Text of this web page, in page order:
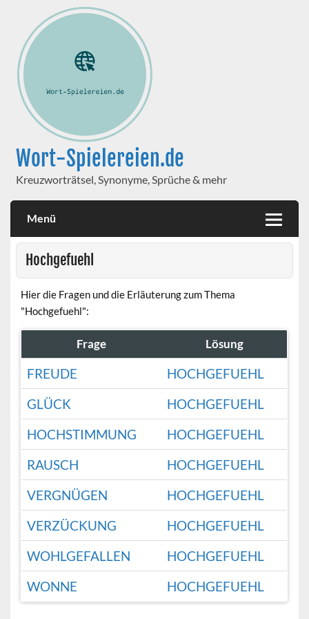
Wort-Spielereien.de
Kreuzworträtsel, Synonyme, Sprüche & mehr
Menü
Hochgefuehl
Hier die Fragen und die Erläuterung zum Thema
"Hochgefuehl":
Frage Lösung
FREUDE
HOCHGEFUEHL
GLÜCK
HOCHGEFUEHL
HOCHSTIMMUNG
HOCHGEFUEHL
RAUSCH
HOCHGEFUEHL
VERGNÜGEN
HOCHGEFUEHL
VERZÜCKUNG
HOCHGEFUEHL
WOHLGEFALLEN
HOCHGEFUEHL
WONNE
HOCHGEFUEHL